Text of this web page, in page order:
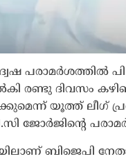
പരാമർശത്തിൽ
രണ്ടു ദിവസം
യൂത്ത് ലീഗ്
ജോർജിൻ്റെ
ബിജെപി